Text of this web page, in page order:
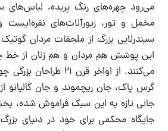
می‌رود چهره‌های رنگ پریده، لباس‌های
مخمل و تور، زیورآلات‌های نقره‌ایست و
سیندرلایی بزرگ از ملحقات مردان
این پوشش هم مردان و هم زنان از خط
می‌کنند. از اواخر قرن ۲۱
گرس پاک، جان ریچموند و جان گالیانو
جانی تازه به این سبک فراموش شده،
جایگاه محکمی برای خود در دنیای